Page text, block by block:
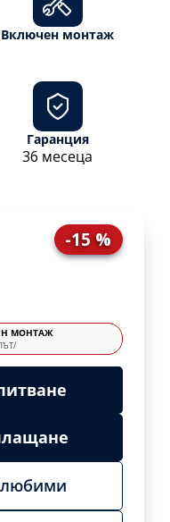
-15 %
МОНТАЖ
Включен монтаж
Гаранция
36 месеца